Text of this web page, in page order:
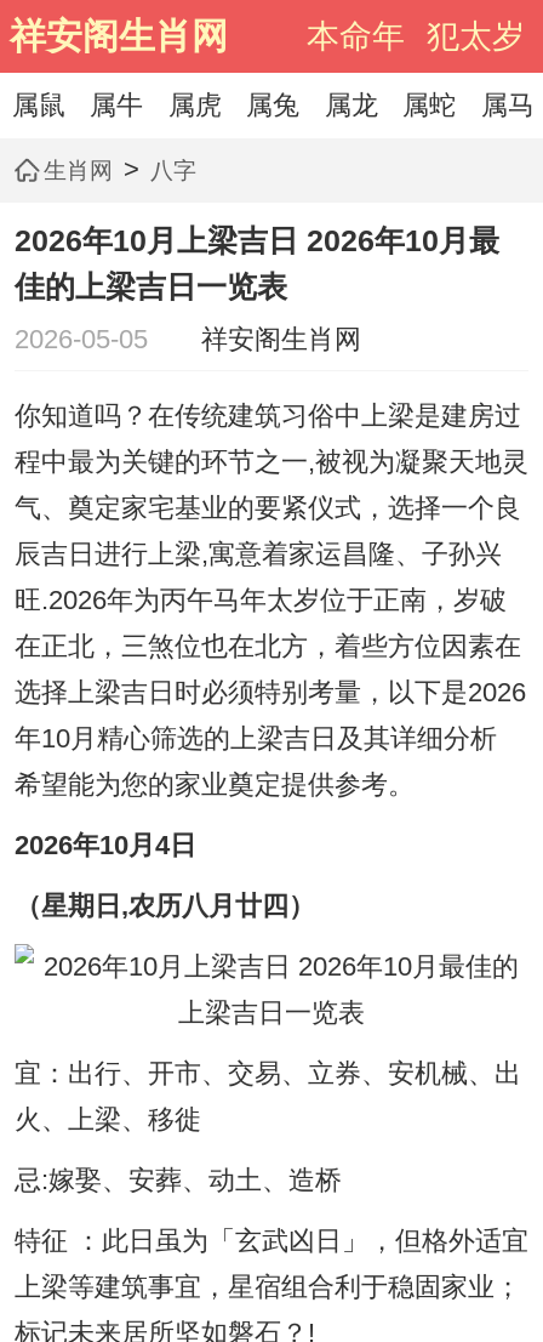
祥安阁生肖网 本命年 犯太岁
属鼠 属牛 属虎 属兔 属龙 属蛇 属马
生肖网 > 八字
2026年10月上梁吉日 2026年10月最
佳的上梁吉日一览表
2026-05-05 祥安阁生肖网
你知道吗？在传统建筑习俗中上梁是建房过
程中最为关键的环节之一,被视为凝聚天地灵
气、奠定家宅基业的要紧仪式，选择一个良
辰吉日进行上梁,寓意着家运昌隆、子孙兴
旺.2026年为丙午马年太岁位于正南，岁破
在正北，三煞位也在北方，着些方位因素在
选择上梁吉日时必须特别考量，以下是2026
年10月精心筛选的上梁吉日及其详细分析
希望能为您的家业奠定提供参考。
2026年10月4日
（星期日,农历八月廿四）
宜：出行、开市、交易、立券、安机械、出
火、上梁、移徙
忌:嫁娶、安葬、动土、造桥
特征 ：此日虽为「玄武凶日」，但格外适宜
上梁等建筑事宜，星宿组合利于稳固家业；
标记未来居所坚如磐石？!